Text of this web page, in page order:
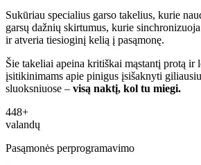
Sukūriau specialius garso takelius, kurie
garsų dažnių skirtumus, kurie
ir atveria tiesioginį kelią į pasąmonę.
Šie takeliai apeina kritiškai mąstantį protą ir
įsitikinimams apie pinigus įsišaknyti
sluoksniuose – visą naktį, kol tu miegi.
448+
valandų
Pasąmonės perprogramavimo